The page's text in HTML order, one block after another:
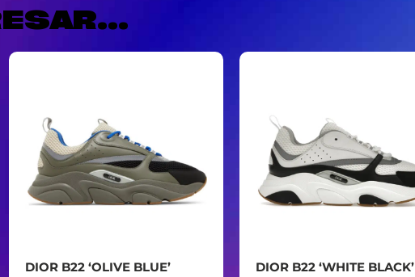
DIOR B22 ‘OLIVE BLUE’ DIOR B22 ‘WHITE BLACK’